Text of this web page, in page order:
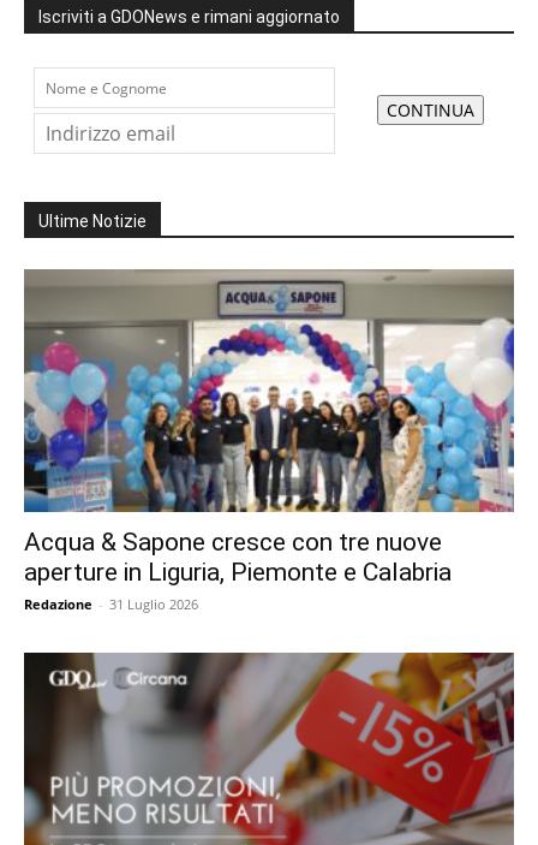
Iscriviti a GDONews e rimani aggiornato
Ultime Notizie
Acqua & Sapone cresce con tre nuove
aperture in Liguria, Piemonte e Calabria
Redazione - 31 Luglio 2026